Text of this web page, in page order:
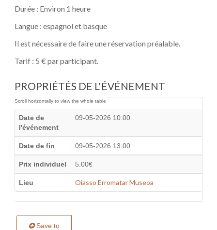
Durée : Environ 1 heure
Langue : espagnol et basque
Il est nécessaire de faire une réservation préalable.
Tarif : 5 € par participant.
PROPRIÉTÉS DE L'ÉVÉNEMENT
Date de
l'événement
09-05-2026 10:00
Date de fin 09-05-2026 13:00
Prix individuel 5.00€
Lieu Oiasso Erromatar Museoa
Save to